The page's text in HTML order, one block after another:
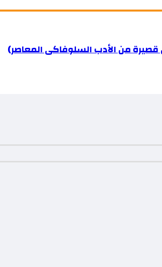
من الأدب السلوفاكى المعاصر)